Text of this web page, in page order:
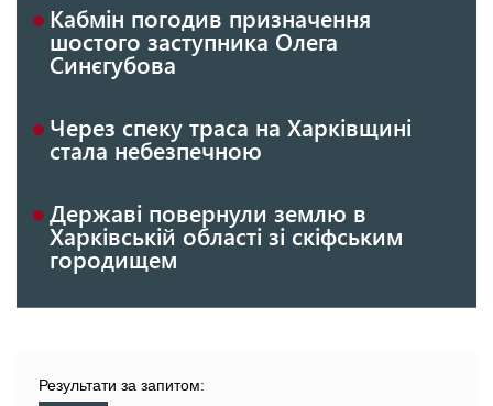
Кабмін погодив призначення
шостого заступника Олега
Синєгубова
Через спеку траса на Харківщині
стала небезпечною
Державі повернули землю в
Харківській області зі скіфським
городищем
Результати за запитом: